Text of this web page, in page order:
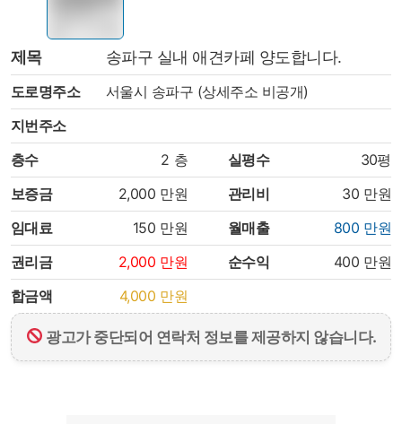
제목 송파구 실내 애견카페 양도합니다.
도로명주소
서울시 송파구 (상세주소 비공개)
지번주소
층수
2 층 실평수
30평
보증금
2,000 만원 관리비 30 만원
임대료
150 만원 월매출 800 만원
권리금
2,000 만원 순수익 400 만원
합금액
4,000 만원
광고가 중단되어 연락처 정보를 제공하지 않습니다.